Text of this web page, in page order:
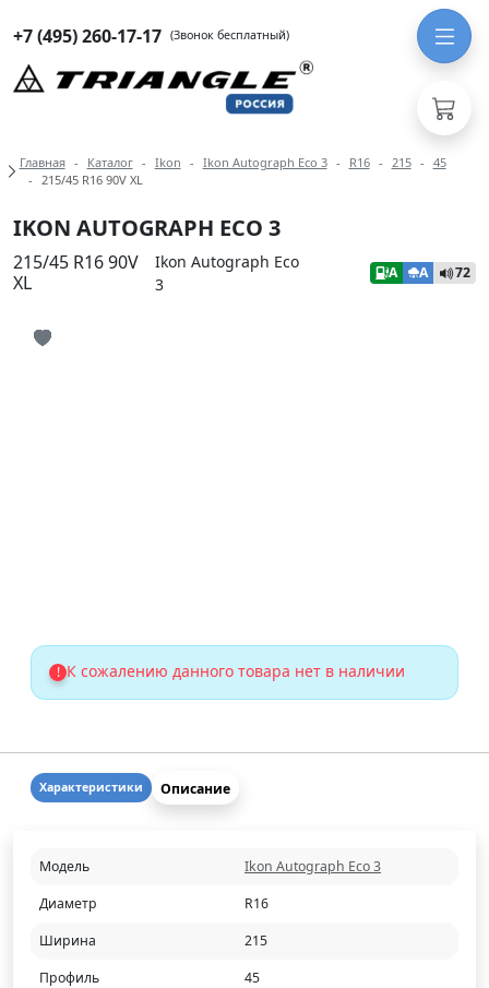
+7 (495) 260-17-17 (Звонок бесплатный)
Навигация по разделам модели
Главная Каталог Ikon Ikon Autograph Eco 3 R16 215
45
215/45 R16 90V XL
IKON AUTOGRAPH ECO 3
215/45 R16 90V
XL
Ikon Autograph Eco
3
A A 72
! К сожалению данного товара нет в наличии
Характеристики Описание
Модель
Ikon Autograph Eco 3
Диаметр
R16
Ширина
215
Профиль
45